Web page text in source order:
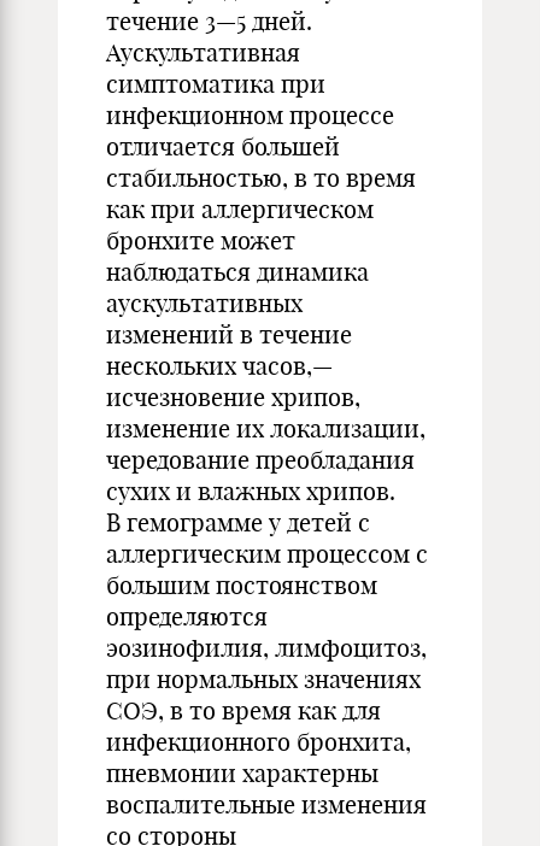
течение 3—5 дней.
Аускультативная
симптоматика при
инфекционном процессе
отличается большей
стабильностью, в то время
как при аллергическом
бронхите может
наблюдаться динамика
аускультативных
изменений в течение
нескольких часов,—
исчезновение хрипов,
изменение их локализации,
чередование преобладания
сухих и влажных хрипов.
В гемограмме у детей с
аллергическим процессом с
большим постоянством
определяются
эозинофилия, лимфоцитоз,
при нормальных значениях
СОЭ, в то время как для
инфекционного бронхита,
пневмонии характерны
воспалительные изменения
со стороны